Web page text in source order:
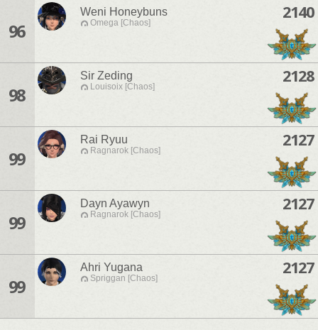
96
Weni Honeybuns
Omega [Chaos]
2140
98
Sir Zeding
Louisoix [Chaos]
2128
99
Rai Ryuu
Ragnarok [Chaos]
2127
99
Dayn Ayawyn
Ragnarok [Chaos]
2127
99
Ahri Yugana
Spriggan [Chaos]
2127